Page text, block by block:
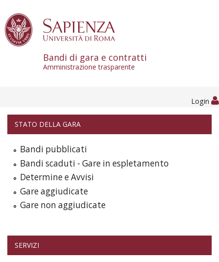
Bandi di gara e contratti
Amministrazione trasparente
Login
STATO DELLA GARA
Bandi pubblicati
Bandi scaduti - Gare in espletamento
Determine e Avvisi
Gare aggiudicate
Gare non aggiudicate
SERVIZI